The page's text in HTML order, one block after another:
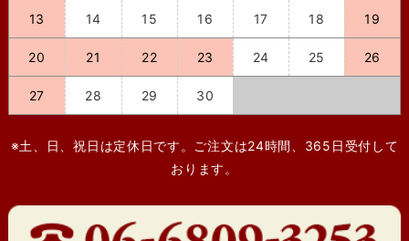
13 14 15 16 17 18 19
20 21 22 23 24 25 26
27 28 29 30
※土、日、祝日は定休日です。ご注文は24時間、365日受付して
おります。